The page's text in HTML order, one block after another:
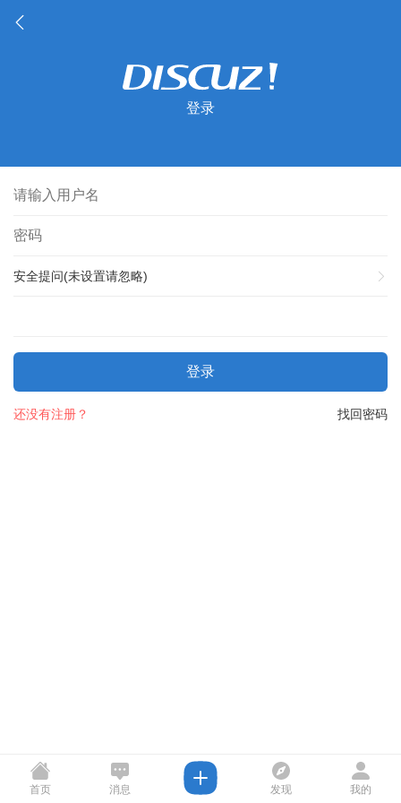
登录
安全提问(未设置请忽略)
登录
找回密码
还没有注册？
首页 消息 发现 我的